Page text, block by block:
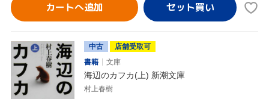
カートへ追加
中古
店舗受取可
書籍
文庫
海辺のカフカ(上) 新潮文庫
村上春樹